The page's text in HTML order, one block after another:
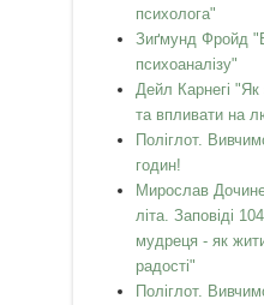
психолога"
Зиґмунд Фройд
психоаналізу"
Дейл Карнегі "Як
та впливати на
Поліглот.
годин!
Мирослав
літа. Заповіді
мудреця - як
радості"
Поліглот.